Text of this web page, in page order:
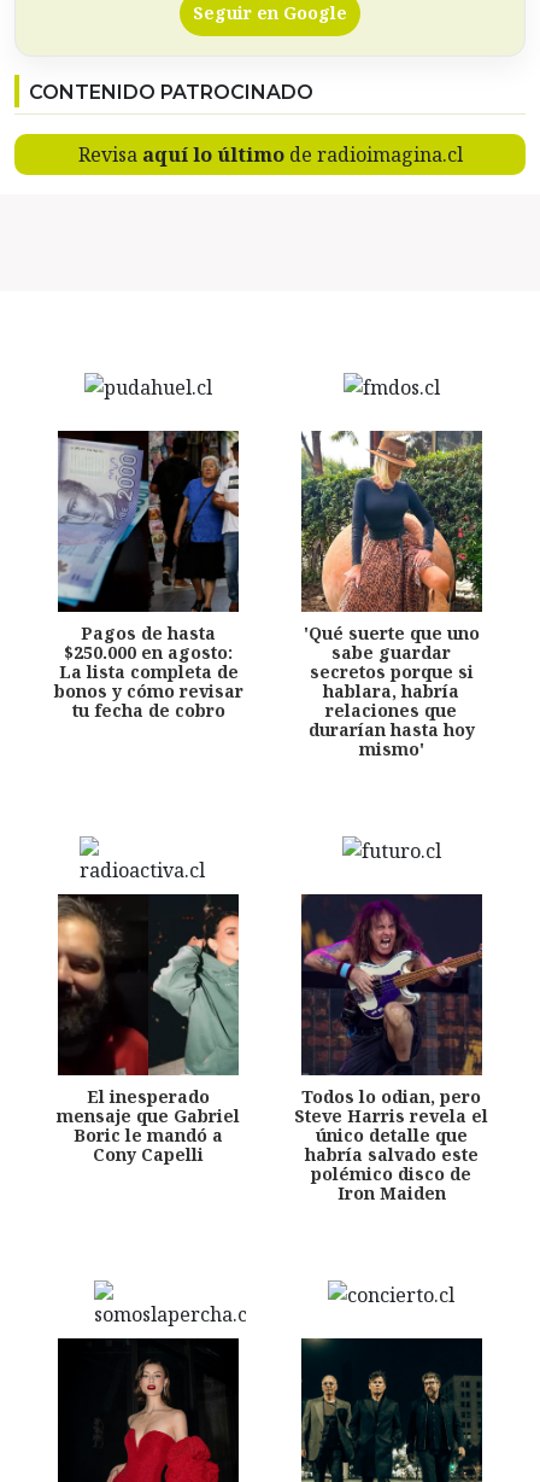
Seguir en Google
CONTENIDO PATROCINADO
Revisa aquí lo últimode radioimagina.cl
Pagos de hasta
$250.000 en agosto:
La lista completa de
bonos y cómo revisar
tu fecha de cobro
'Qué suerte que uno
sabe guardar
secretos porque si
hablara, habría
relaciones que
durarían hasta hoy
mismo'
El inesperado
mensaje que Gabriel
Boric le mandó a
Cony Capelli
Todos lo odian, pero
Steve Harris revela el
único detalle que
habría salvado este
polémico disco de
Iron Maiden